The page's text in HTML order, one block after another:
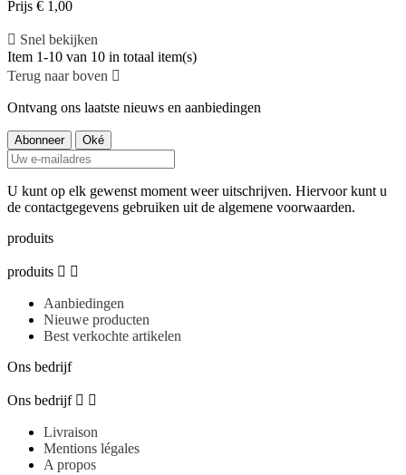
Prijs € 1,00
 Snel bekijken
Item 1-10 van 10 in totaal item(s)
Terug naar boven 
Ontvang ons laatste nieuws en aanbiedingen
U kunt op elk gewenst moment weer uitschrijven. Hiervoor kunt u
de contactgegevens gebruiken uit de algemene voorwaarden.
produits
produits  
Aanbiedingen
Nieuwe producten
Best verkochte artikelen
Ons bedrijf
Ons bedrijf  
Livraison
Mentions légales
A propos